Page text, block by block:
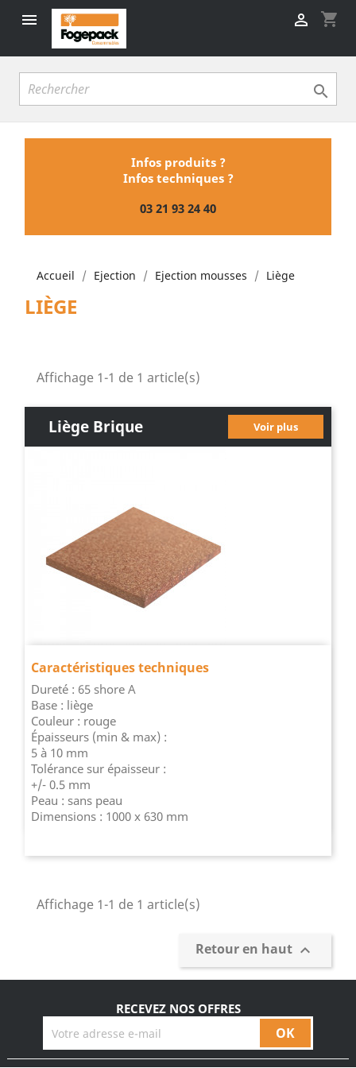
 shopping_cart


Infos produits ?
Infos techniques ?
03 21 93 24 40
Accueil Ejection Ejection mousses Liège
LIÈGE
Affichage 1-1 de 1 article(s)
Liège Brique Voir plus
Caractéristiques techniques
Dureté : 65 shore A
Base : liège
Couleur : rouge
Épaisseurs (min & max) :
5 à 10 mm
Tolérance sur épaisseur :
+/- 0.5 mm
Peau : sans peau
Dimensions : 1000 x 630 mm
Affichage 1-1 de 1 article(s)
Retour en haut 
RECEVEZ NOS OFFRES